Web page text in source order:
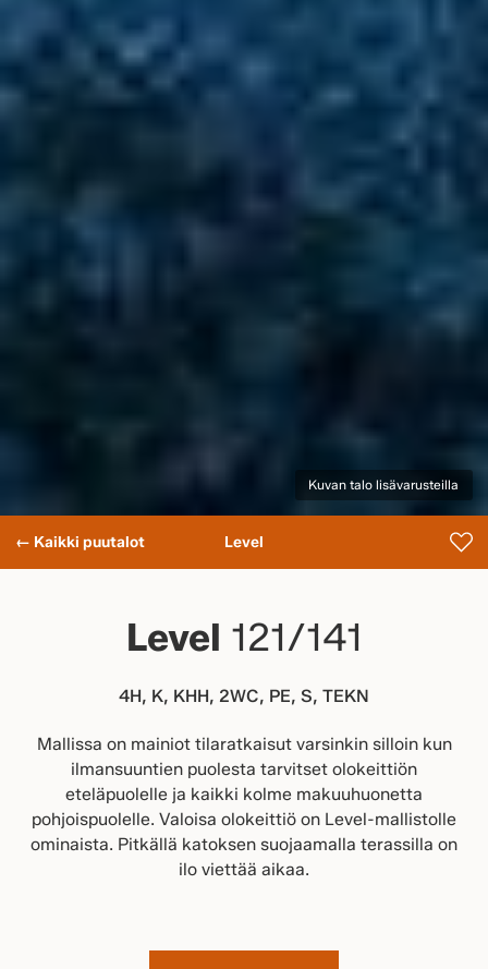
Kuvan talo lisävarusteilla
← Kaikki puutalot Level
Level 121/141
4H, K, KHH, 2WC, PE, S, TEKN
Mallissa on mainiot tilaratkaisut varsinkin silloin kun
ilmansuuntien puolesta tarvitset olokeittiön
eteläpuolelle ja kaikki kolme makuuhuonetta
pohjoispuolelle. Valoisa olokeittiö on Level-mallistolle
ominaista. Pitkällä katoksen suojaamalla terassilla on
ilo viettää aikaa.